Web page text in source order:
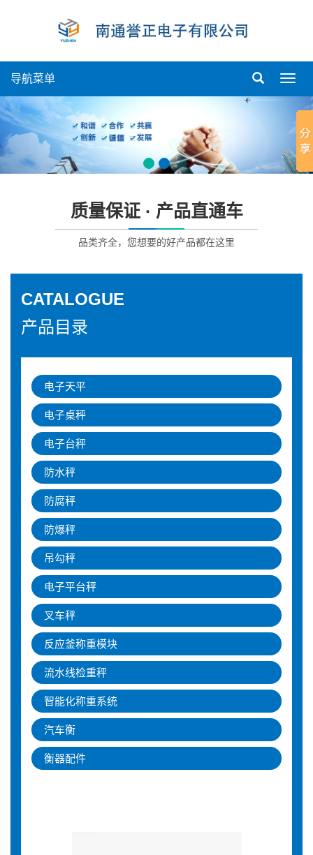
导
单
导航菜单
质量保证 · 产品直通车
品类齐全，您想要的好产品都在这里
CATALOGUE
产品目录
电子天平
电子桌秤
电子台秤
防水秤
防腐秤
防爆秤
吊勾秤
电子平台秤
叉车秤
反应釜称重模块
流水线检重秤
智能化称重系统
汽车衡
衡器配件